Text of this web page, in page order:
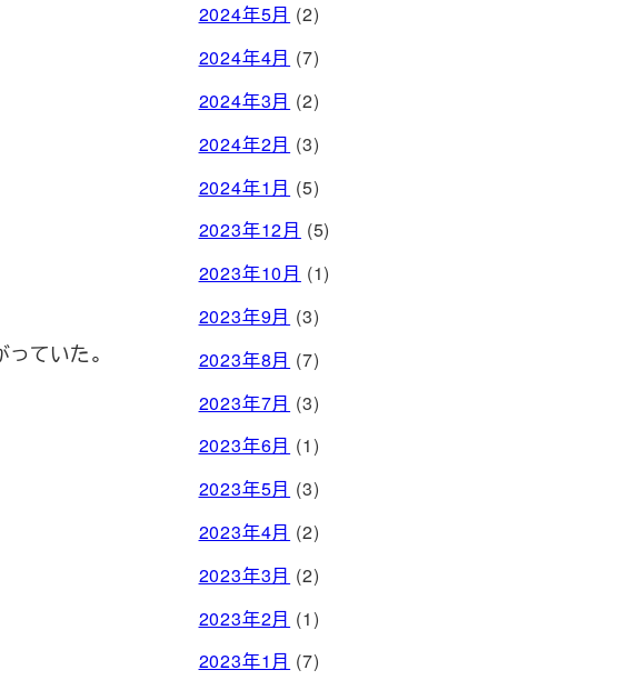
ていた。
2024年5月 (2)
2024年4月 (7)
2024年3月 (2)
2024年2月 (3)
2024年1月 (5)
2023年12月 (5)
2023年10月 (1)
2023年9月 (3)
2023年8月 (7)
2023年7月 (3)
2023年6月 (1)
2023年5月 (3)
2023年4月 (2)
2023年3月 (2)
2023年2月 (1)
2023年1月 (7)